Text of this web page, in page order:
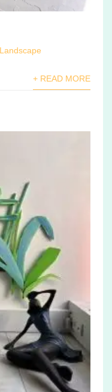
Landscape
+ READ MORE